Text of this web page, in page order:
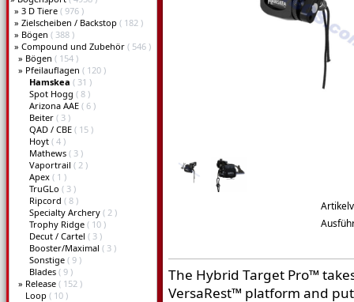
» 3 D Tiere ( 976 )
» Zielscheiben / Backstop ( 182 )
» Bögen ( 388 )
» Compound und Zubehör ( 546 )
» Bögen ( 154 )
» Pfeilauflagen ( 120 )
Hamskea ( 31 )
Spot Hogg ( 8 )
Arizona AAE ( 6 )
Beiter ( 3 )
QAD / CBE ( 15 )
Hoyt ( 4 )
Mathews ( 3 )
Vaportrail ( 2 )
Apex ( 1 )
TruGLo ( 3 )
Ripcord ( 8 )
Specialty Archery ( 2 )
Trophy Ridge ( 10 )
Decut / Cartel ( 3 )
Booster/Maximal ( 3 )
Sonstige ( 9 )
Blades ( 9 )
» Release ( 152 )
Loop ( 10 )
The Hybrid Target Pro™
VersaRest™ platform and